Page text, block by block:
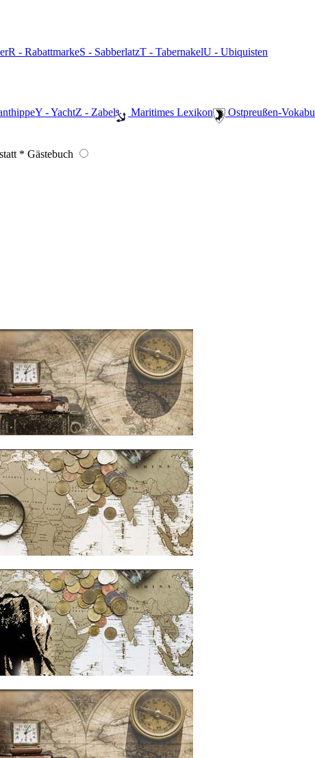
R - RabattmarkeS - SabberlatzT - TabernakelU - Ubiquisten
Y - YachtZ - Zabel ️ Maritimes Lexikon Ostpreußen-
* Gästebuch